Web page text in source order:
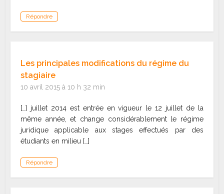
Répondre
Les principales modifications du régime du
stagiaire
10 avril 2015 à 10 h 32 min
[…] juillet 2014 est entrée en vigueur le 12 juillet de la
même année, et change considérablement le régime
juridique applicable aux stages effectués par des
étudiants en milieu […]
Répondre